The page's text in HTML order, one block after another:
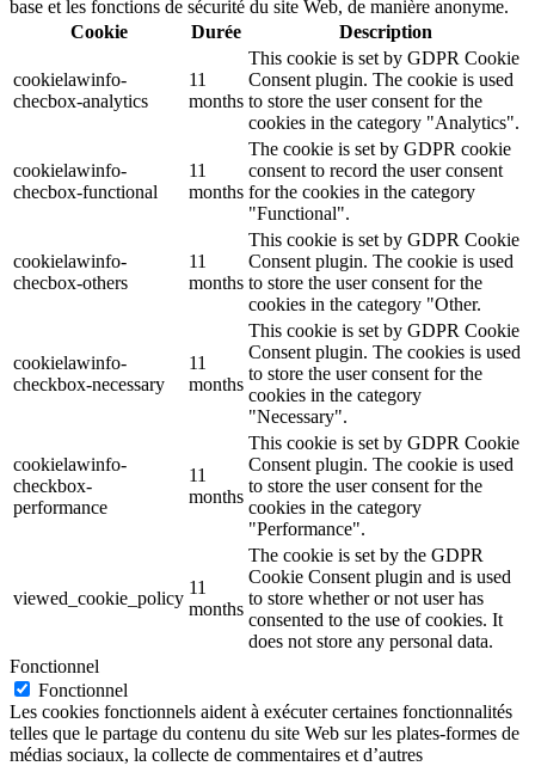
base et les fonctions de sécurité du site Web, de manière anonyme.
Cookie
Durée Description
cookielawinfo-
checbox-analytics
11
months
This cookie is set by GDPR Cookie
Consent plugin. The cookie is used
to store the user consent for the
cookies in the category "Analytics".
cookielawinfo-
checbox-functional
11
months
The cookie is set by GDPR cookie
consent to record the user consent
for the cookies in the category
"Functional".
cookielawinfo-
checbox-others
11
months
This cookie is set by GDPR Cookie
Consent plugin. The cookie is used
to store the user consent for the
cookies in the category "Other.
cookielawinfo-
checkbox-necessary
11
months
This cookie is set by GDPR Cookie
Consent plugin. The cookies is used
to store the user consent for the
cookies in the category
"Necessary".
cookielawinfo-
checkbox-
performance
11
months
This cookie is set by GDPR Cookie
Consent plugin. The cookie is used
to store the user consent for the
cookies in the category
"Performance".
viewed_cookie_policy
11
months
The cookie is set by the GDPR
Cookie Consent plugin and is used
to store whether or not user has
consented to the use of cookies. It
does not store any personal data.
Fonctionnel
Fonctionnel
Les cookies fonctionnels aident à exécuter certaines fonctionnalités
telles que le partage du contenu du site Web sur les plates-formes de
médias sociaux, la collecte de commentaires et d’autres